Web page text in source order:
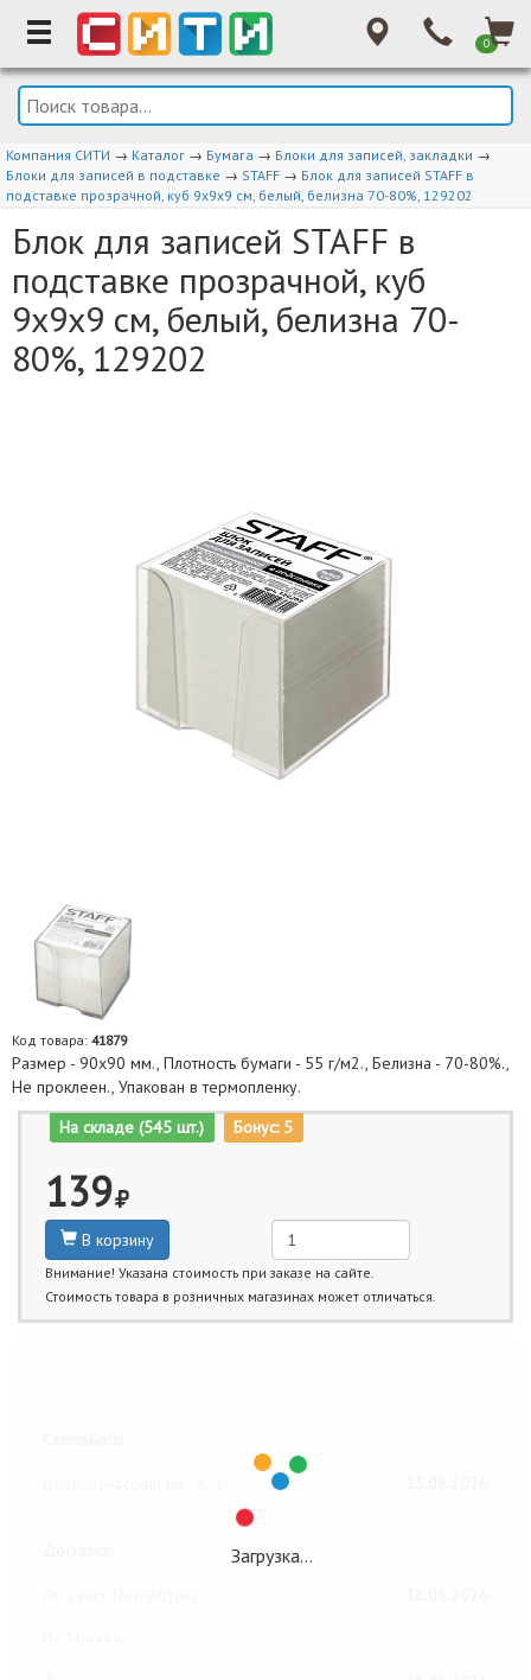
0
Компания СИТИ → Каталог → Бумага → Блоки для записей, закладки →
Блоки для записей в подставке → STAFF → Блок для записей STAFF в
подставке прозрачной, куб 9х9х9 см, белый, белизна 70-80%, 129202
Блок для записей STAFF в
подставке прозрачной, куб
9х9х9 см, белый, белизна 70-
80%, 129202
Код товара: 41879
Размер - 90х90 мм., Плотность бумаги - 55 г/м2., Белизна - 70-80%.,
Не проклеен., Упакован в термопленку.
На складе (545 шт.)
Бонус: 5
139
В корзину
Внимание! Указана стоимость при заказе на сайте.
Стоимость товара в розничных магазинах может отличаться.
Загрузка…